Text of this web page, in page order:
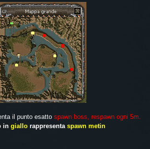
il punto esatto spawn boss, respawn ogni 5m.
in giallo rappresenta spawn metin